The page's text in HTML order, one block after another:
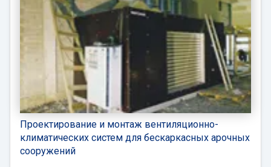
Проектирование и монтаж вентиляционно-
климатических систем для бескаркасных арочных
сооружений